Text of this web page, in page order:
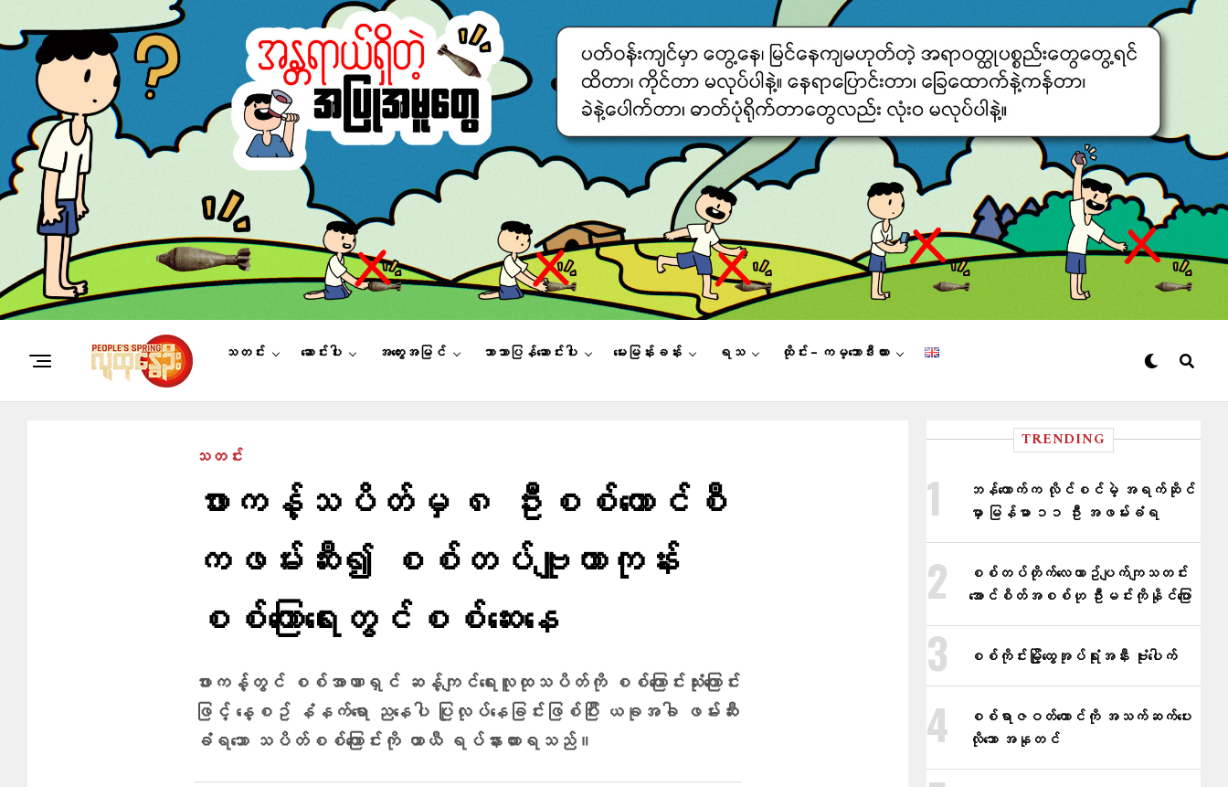
သတင်း ဆောင်းပါး အတွေးအမြင် ဘာသာပြန်ဆောင်းပါး မေးမြန်းခန်း ရသ ထိုင်း – ကမ္ဘောဒီးယား
သတင်း
ဖားကန့်သပိတ်မှ ၈ ဦးစစ်​ကောင်စီ
ကဖမ်းဆီး၍ စစ်တပ်ဗျူဟာကုန်း
စစ်​ကြော​ရေးတွင်စစ်​ဆေး​နေ
ဖားကန့်တွင် စစ်အာဏာရှင် ဆန့်ကျင်ရေးလူထုသပိတ်ကို စစ်ကြောင်းသုံးကြောင်း
ဖြင့် နေ့စဥ် နံနက်ရော ညနေပါ ပြုလုပ်နေခြင်းဖြစ်ပြီး ယခုအခါ ဖမ်းဆီး
ခံရသော သပိတ်စစ်ကြောင်းကို ယာယီ ရပ်နားထားရသည်။
TRENDING
ဘန်ကောက်က လိုင်စင်မဲ့ အရက်ဆိုင်
မှာ မြန်မာ ၁၁ ဦး အဖမ်းခံရ
စစ်တပ်တိုက်​လေယာဥ်ပျက်ကျသတင်း
အောင်စိတ်အစစ်ဟု ဦးမင်းကိုနိုင်​ပြော
စစ်ကိုင်းမြို့ထွေအုပ်ရုံးအနီး ဗုံးပေါက်
စစ်ရာဇဝတ်ကောင်ကို အသက်ဆက်ပေး
လိုသော အနုတင်